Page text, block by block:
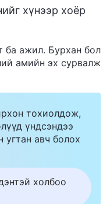
хүнээр хоёр
ба ажил. Бурхан бол
амийн эх сурвалж
тохиолдож,
үндсэндээ
угтан авч болох
холбоо